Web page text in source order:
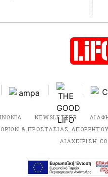
NEWSLETTER
& ΠΡΟΣΤΑΣΙΑΣ ΑΠΟΡΡΗΤΟΥ
ΔΙΑΧΕΙΡΙΣΗ